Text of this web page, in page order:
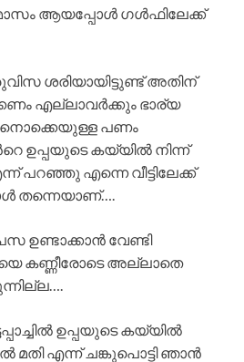
ആയപ്പോൾ ഗൾഫിലേക്ക്
ശരിയായിട്ടുണ്ട് അതിന്
എല്ലാവർക്കും ഭാര്യ
പണം
ഉപ്പയുടെ കയ്യിൽ നിന്ന്
പറഞ്ഞു എന്നെ വീട്ടിലേക്ക്
തന്നെയാണ്….
ഉണ്ടാക്കാൻ വേണ്ടി
കണ്ണീരോടെ അല്ലാതെ
ഉപ്പയുടെ കയ്യിൽ
എന്ന് ചങ്കുപൊട്ടി ഞാൻ